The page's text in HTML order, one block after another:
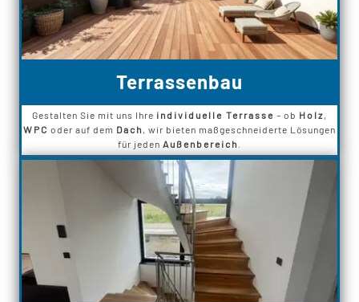
Terrassenbau
Gestalten Sie mit uns Ihre individuelle Terrasse – ob Holz,
WPC oder auf dem Dach , wir bieten maßgeschneiderte Lösungen
für jeden Außenbereich